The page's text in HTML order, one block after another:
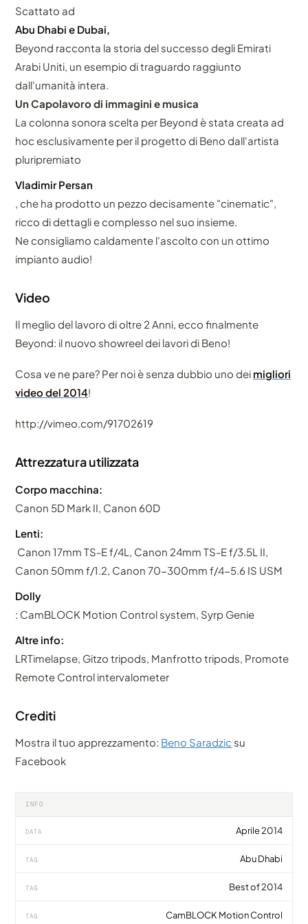
Scattato ad
Abu Dhabi e Dubai,
Beyond racconta la storia del successo degli Emirati
Arabi Uniti, un esempio di traguardo raggiunto
dall'umanità intera.
Un Capolavoro di immagini e musica
La colonna sonora scelta per Beyond è stata creata ad
hoc esclusivamente per il progetto di Beno dall'artista
pluripremiato
Vladimir Persan
, che ha prodotto un pezzo decisamente "cinematic",
ricco di dettagli e complesso nel suo insieme.
Ne consigliamo caldamente l'ascolto con un ottimo
impianto audio!
Video
Il meglio del lavoro di oltre 2 Anni, ecco finalmente
Beyond: il nuovo showreel dei lavori di Beno!
Cosa ve ne pare? Per noi è senza dubbio uno dei migliori
video del 2014!
http://vimeo.com/91702619
Attrezzatura utilizzata
Corpo macchina:
Canon 5D Mark II, Canon 60D
Lenti:
Canon 17mm TS-E f/4L, Canon 24mm TS-E f/3.5L II,
Canon 50mm f/1.2, Canon 70-300mm f/4-5.6 IS USM
Dolly
: CamBLOCK Motion Control system, Syrp Genie
Altre info:
LRTimelapse, Gitzo tripods, Manfrotto tripods, Promote
Remote Control intervalometer
Crediti
Mostra il tuo apprezzamento: Beno Saradzic su
Facebook
INFO
DATA Aprile 2014
TAG Abu Dhabi
TAG Best of 2014
TAG CamBLOCK Motion Control